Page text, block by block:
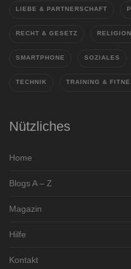
LIEBE & PARTNERSCHAFT
RECHT & GESETZ RELIGION
SMARTPHONE SOZIALES
TECHNIK TRAINING &
Nützliches
Home
Blogs A – Z
Magazin
Hilfe
Kontakt